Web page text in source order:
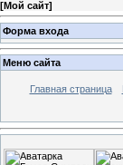
[Мой сайт]
Форма входа
Меню сайта
Главная страница